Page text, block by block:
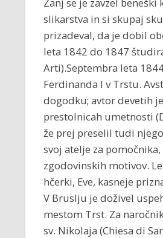
slikarstva in si skupaj
prizadeval, da je dobil
leta 1842 do 1847
Arti).Septembra leta
Ferdinanda I v Trstu.
dogodku; avtor devetih
prestolnicah umetnosti
že prej preselil tudi
svoj atelje za
zgodovinskih motivov.
hčerki, Eve, kasneje
V Bruslju je doživel
mestom Trst. Za
sv. Nikolaja (Chiesa di